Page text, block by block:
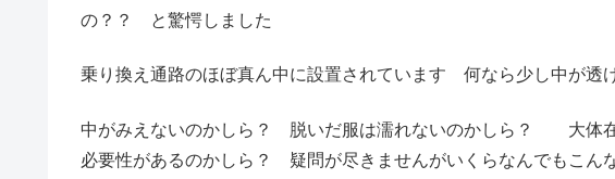
の？？ と驚愕しました
乗り換え通路のほぼ真ん中に設置されています 何なら少し中が透
中がみえないのかしら？ 脱いだ服は濡れないのかしら？ 大体在
必要性があるのかしら？ 疑問が尽きませんがいくらなんでもこん